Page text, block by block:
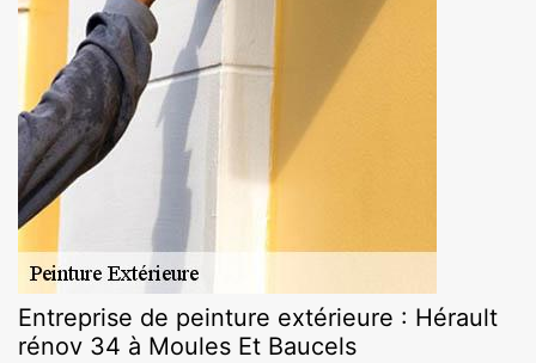
Entreprise de peinture extérieure : Hérault
rénov 34 à Moules Et Baucels